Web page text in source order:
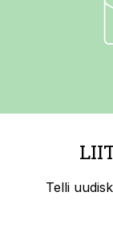
Telli